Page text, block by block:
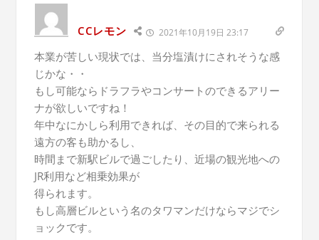
CCレモン 2021年10月19日 23:17
本業が苦しい現状では、当分塩漬けにされそうな感
じかな・・
もし可能ならドラフラやコンサートのできるアリー
ナが欲しいですね！
年中なにかしら利用できれば、その目的で来られる
遠方の客も助かるし、
時間まで新駅ビルで過ごしたり、近場の観光地への
JR利用など相乗効果が
得られます。
もし高層ビルという名のタワマンだけならマジでシ
ョックです。